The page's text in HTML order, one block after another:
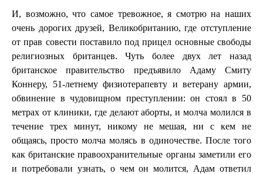
И, возможно, что самое тревожное, я смотрю на наших
очень дорогих друзей, Великобританию, где отступление
от прав совести поставило под прицел основные свободы
религиозных британцев. Чуть более двух лет назад
британское правительство предъявило Адаму Смиту
Коннеру, 51-летнему физиотерапевту и ветерану армии,
обвинение в чудовищном преступлении: он стоял в 50
метрах от клиники, где делают аборты, и молча молился в
течение трех минут, никому не мешая, ни с кем не
общаясь, просто молча молясь в одиночестве. После того
как британские правоохранительные органы заметили его
и потребовали узнать, о чем он молится, Адам ответил